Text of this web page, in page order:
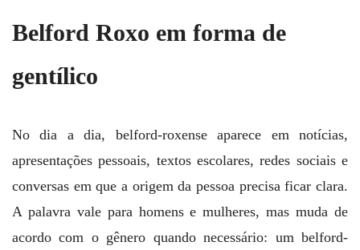
Belford Roxo em forma de
gentílico
No dia a dia, belford-roxense aparece em notícias,
apresentações pessoais, textos escolares, redes sociais e
conversas em que a origem da pessoa precisa ficar clara.
A palavra vale para homens e mulheres, mas muda de
acordo com o gênero quando necessário: um belford-